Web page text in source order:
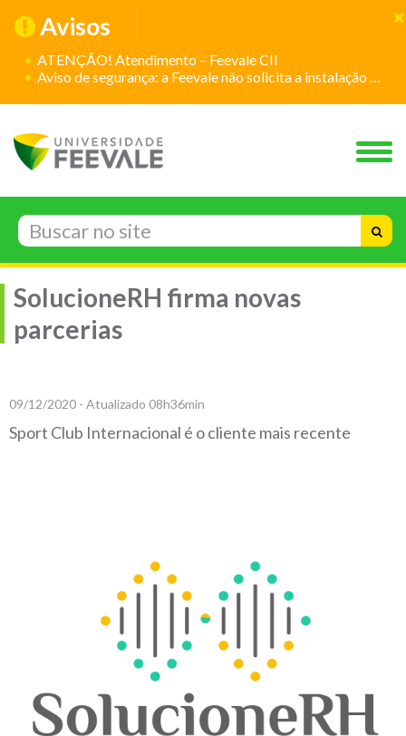
Avisos
ATENÇÃO! Atendimento – Feevale CII
Aviso de segurança: a Feevale não solicita a instalação de aplicativos
SolucioneRH firma novas
parcerias
09/12/2020 - Atualizado 08h36min
Sport Club Internacional é o cliente mais recente